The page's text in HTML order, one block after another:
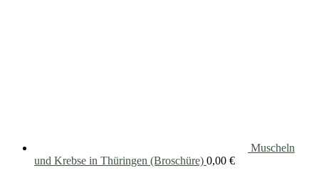
Muscheln
und Krebse in Thüringen (Broschüre) 0,00 €